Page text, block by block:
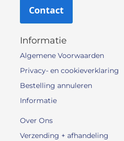
Contact
Informatie
Algemene Voorwaarden
Privacy- en cookieverklaring
Bestelling annuleren
Informatie
Over Ons
Verzending + afhandeling